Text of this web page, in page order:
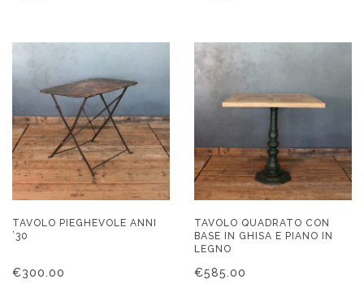
TAVOLO PIEGHEVOLE ANNI
’30
€300.00
TAVOLO QUADRATO CON
BASE IN GHISA E PIANO IN
LEGNO
€585.00